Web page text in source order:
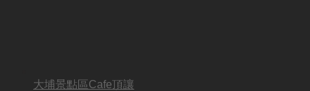
大埔景點區Cafe頂讓